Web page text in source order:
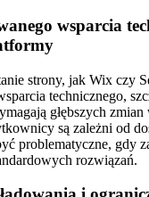
wsparcia
strony, jak Wix czy
technicznego,
głębszych
są zależni od
problematyczne, gdy
rozwiązań.